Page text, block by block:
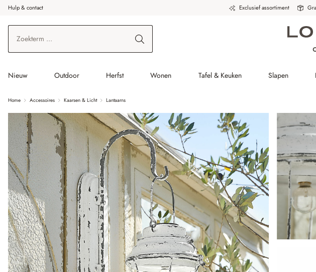
de hoofdinhoud
Ga naar zoeken
Ga naar de hoofdnavigatie
Hulp & contact Exclusief assortiment
Nieuw Outdoor Herfst Wonen Tafel & Keuken Slapen
Home Accessoires Kaarsen & Licht Lantaarns